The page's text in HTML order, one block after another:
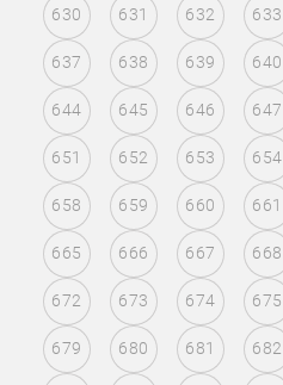
630 631 632 633
637 638 639 640
644 645 646 647
651 652 653 654
658 659 660 661
665 666 667 668
672 673 674 675
679 680 681 682